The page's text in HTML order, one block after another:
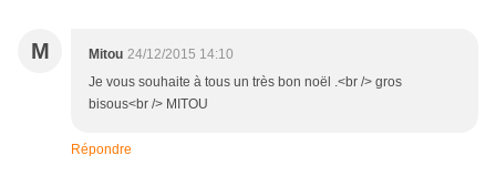
M Mitou 24/12/2015 14:10
Je vous souhaite à tous un très bon noël .<br /> gros
bisous<br /> MITOU
Répondre